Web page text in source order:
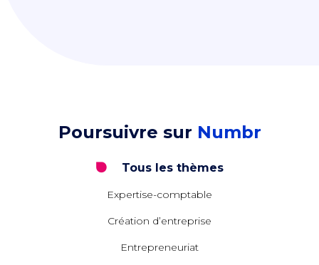
Poursuivre sur Numbr
Tous les thèmes
Expertise-comptable
Création d’entreprise
Entrepreneuriat